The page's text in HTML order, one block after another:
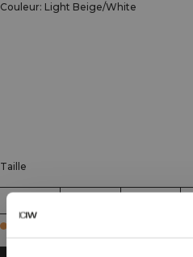
Couleur: Light Beige/White
Taille